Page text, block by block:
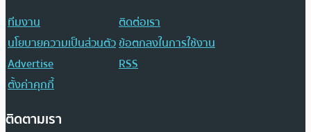
ทีมงาน
ติดต่อเรา
นโยบายความเป็นส่วนตัวข้อตกลงในการใช้งาน
Advertise
RSS
ตั้งค่าคุกกี้
ติดตามเรา